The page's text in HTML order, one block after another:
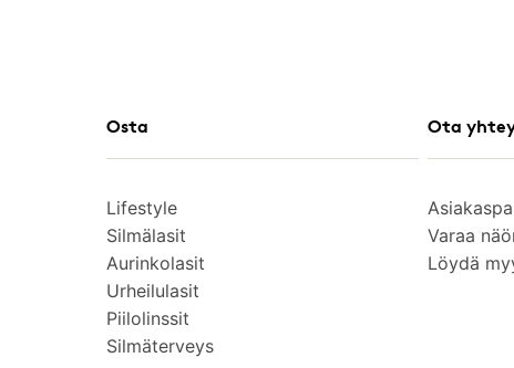
Osta
Lifestyle
Silmälasit
Aurinkolasit
Urheilulasit
Piilolinssit
Silmäterveys
Ota
Varaa
Löydä